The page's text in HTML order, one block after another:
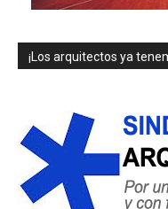
¡Los arquitectos ya